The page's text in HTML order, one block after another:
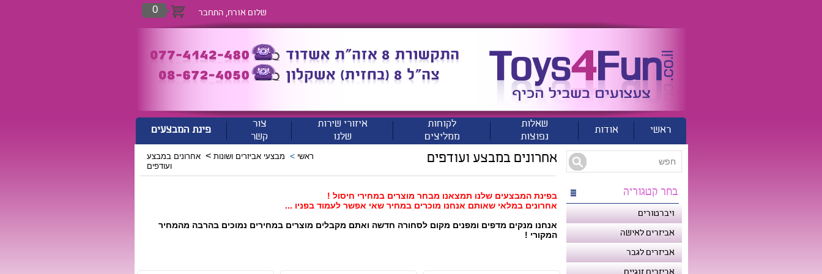
שלום אורח, התחבר 0
ראשי אודות
שאלות
נפוצות
לקוחות
ממליצים
איזורי שירות
שלנו
צור
קשר
פינת המבצעים
בחר קטגוריה
ויברטורים
אביזרים לאישה
אביזרים לגבר
אחרונים במבצע ועודפים ראשי > מבצעי אביזרים ושונות >אחרונים במבצע
ועודפים
בפינת המבצעים שלנו תמצאנו מבחר מוצרים במחירי חיסול !
אחרונים במלאי שאותם אנחנו מוכרים במחיר שאי אפשר לעמוד בפניו ...
אנחנו מנקים מדפים ומפנים מקום לסחורה חדשה ואתם מקבלים מוצרים במחירים נמוכים בהרבה מהמחיר
המקורי !